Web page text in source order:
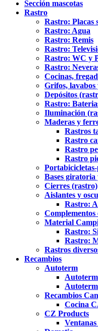
Sección mascotas
Rastro
Rastro: Placas
Rastro: Agua
Rastro: Remis
Rastro:
Rastro: WC y
Rastro:
Cocinas,
Grifos,
Depósitos
Rastro:
Iluminación
Maderas y
Rastros
Rastro
Rastro
Rastro
Bases giratoria
Cierres (rastro)
Aislantes y
Rastro:
Material
Rastro:
Rastro:
Rastros
Recambios
Autoterm
Recambios
Cocina
CZ Products